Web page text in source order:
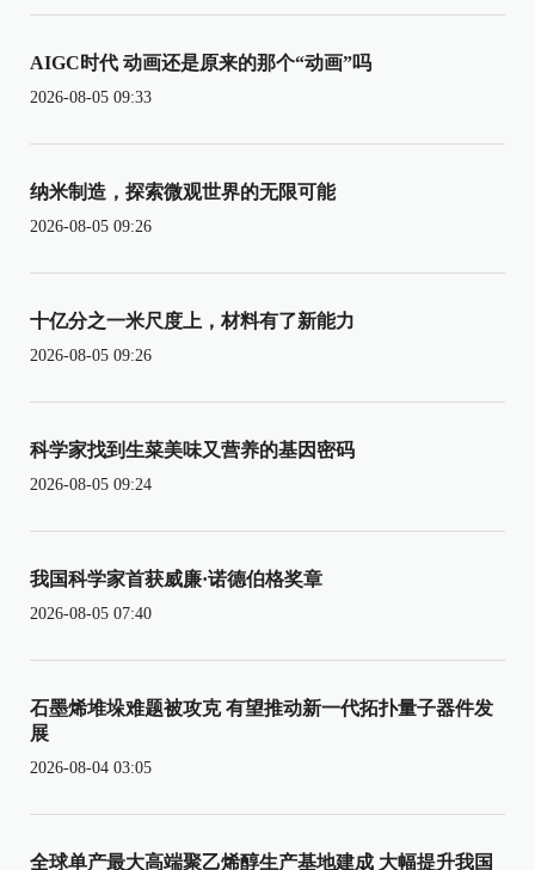
AIGC时代 动画还是原来的那个“动画”吗
2026-08-05 09:33
纳米制造，探索微观世界的无限可能
2026-08-05 09:26
十亿分之一米尺度上，材料有了新能力
2026-08-05 09:26
科学家找到生菜美味又营养的基因密码
2026-08-05 09:24
我国科学家首获威廉·诺德伯格奖章
2026-08-05 07:40
石墨烯堆垛难题被攻克 有望推动新一代拓扑量子器件发
展
2026-08-04 03:05
全球单产最大高端聚乙烯醇生产基地建成 大幅提升我国